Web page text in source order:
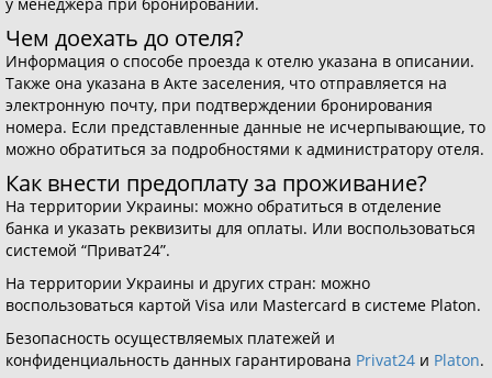
Чем доехать до отеля?
Информация о способе проезда к отелю указана в описании.
Также она указана в Акте заселения, что отправляется на
электронную почту, при подтверждении бронирования
номера. Если представленные данные не исчерпывающие, то
можно обратиться за подробностями к администратору отеля.
Как внести предоплату за проживание?
На территории Украины: можно обратиться в отделение
банка и указать реквизиты для оплаты. Или воспользоваться
системой “Приват24”.
На территории Украины и других стран: можно
воспользоваться картой Visa или Mastercard в системе Platon.
Безопасность осуществляемых платежей и
конфиденциальность данных гарантирована Privat24 и Platon.